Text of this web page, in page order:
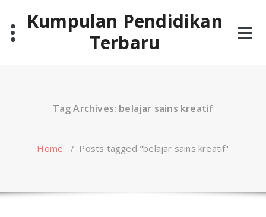
contentKumpulan Pendidikan
Terbaru
Tag Archives: belajar sains kreatif
Home / Posts tagged "belajar sains kreatif"